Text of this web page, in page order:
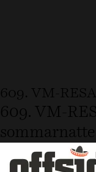
609. VM-
609. VM-